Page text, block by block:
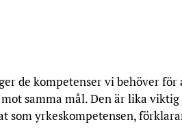
de kompetenser vi behöver för
samma mål. Den är lika
som yrkeskompetensen,